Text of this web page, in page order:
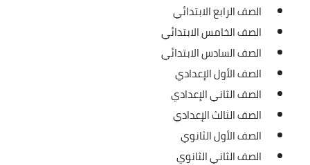
الصف الرابع الابتدائي
الصف الخامس الابتدائي
الصف السادس الابتدائي
الصف الأول الإعدادي
الصف الثاني الإعدادي
الصف الثالث الإعدادي
الصف الأول الثانوي
الصف الثاني الثانوي